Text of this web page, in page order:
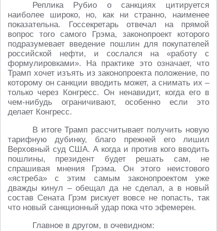
Реплика Рубио о санкциях цитируется
наиболее широко, но, как ни странно, наименее
показательна. Госсекретарь отвечал на прямой
вопрос того самого Грэма, законопроект которого
подразумевает введение пошлин для покупателей
российской нефти, и сослался на «работу с
формулировками». На практике это означает, что
Трамп хочет изъять из законопроекта положение, по
которому он санкции вводить может, а снимать их –
только через Конгресс. Он ненавидит, когда его в
чем-нибудь ограничивают, особенно если это
делает Конгресс.
В итоге Трамп рассчитывает получить новую
тарифную дубинку, благо прежней его лишил
Верховный суд США. А когда и против кого вводить
пошлины, президент будет решать сам, не
спрашивая мнения Грэма. Он этого неистового
«ястреба» с этим самым законопроектом уже
дважды кинул – обещал да не сделал, а в новый
состав Сената Грэм рискует вовсе не попасть, так
что новый санкционный удар пока что эфемерен.
Главное в другом, в очевидном: